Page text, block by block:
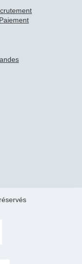
Paiement